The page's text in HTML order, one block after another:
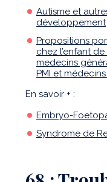
Autisme et
développement
Propositions
chez l’enfant
medecins
PMI et
En savoir + :
Embryo-
Syndrome de